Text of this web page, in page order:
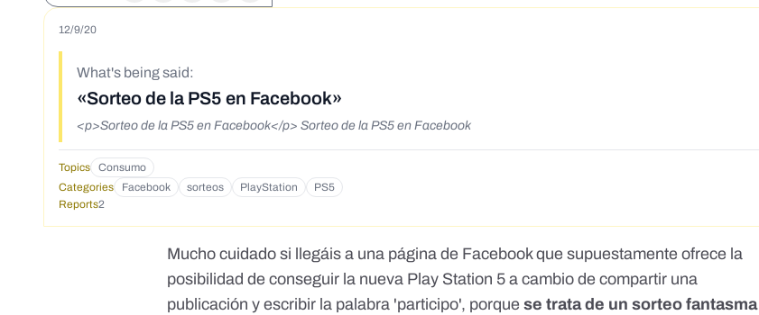
12/9/20
What's being said:
«Sorteo de la PS5 en Facebook»
<p>Sorteo de la PS5 en Facebook</p> Sorteo de la PS5 en Facebook
Topics Consumo
Categories
Facebook sorteos PlayStation
PS5
Reports2
Mucho cuidado si llegáis a una página de Facebook que supuestamente ofrece la
posibilidad de conseguir la nueva Play Station 5 a cambio de compartir una
publicación y escribir la palabra 'participo', porquese trata de un sorteo fantasma